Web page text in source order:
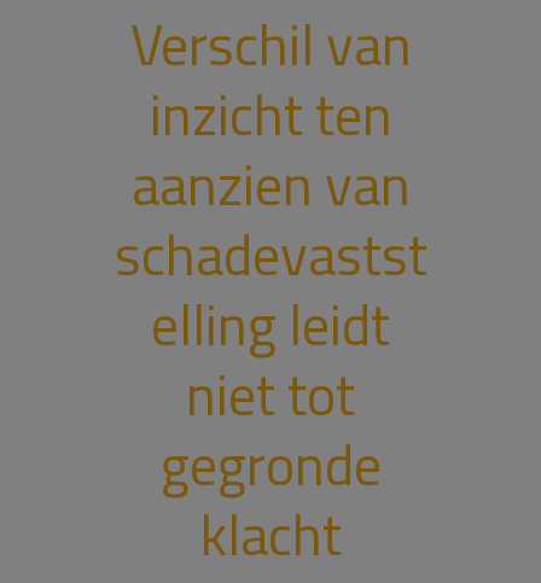
Verschil van
inzicht ten
aanzien van
schadevastst
elling leidt
niet tot
gegronde
klacht